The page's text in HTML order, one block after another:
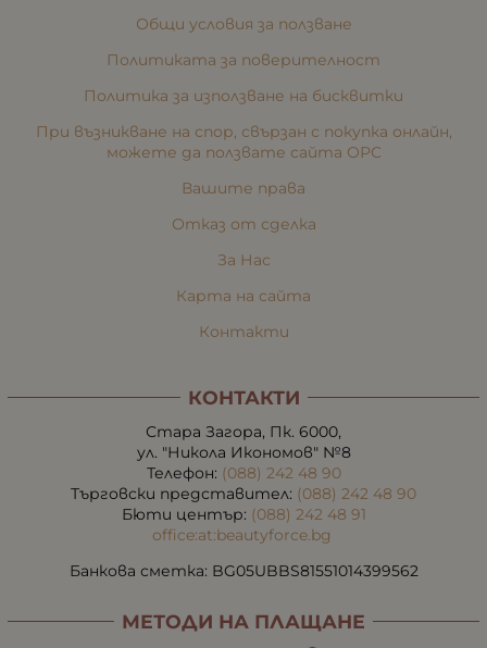
Общи условия за ползване
Политиката за поверителност
Политика за използване на бисквитки
При възникване на спор, свързан с покупка онлайн,
можете да ползвате сайта ОРС
Вашите права
Отказ от сделка
За Нас
Карта на сайта
Контакти
КОНТАКТИ
Стара Загора, Пк. 6000,
ул. "Никола Икономов" №8
Телефон: (088) 242 48 90
Търговски представител: (088) 242 48 90
Бюти център: (088) 242 48 91
office:at:beautyforce.bg
Банкова сметка: BG05UBBS81551014399562
МЕТОДИ НА ПЛАЩАНЕ